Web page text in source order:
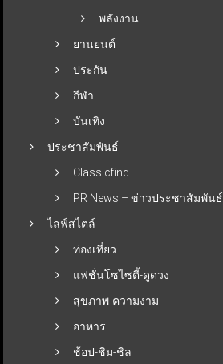
พลังงาน
ยานยนต์
ประกัน
กีฬา
บันเทิง
ประชาสัมพันธ์
Classicfind
PR News – ข่าวประชาสัมพันธ์
ไลฟ์สไตล์
ท่องเที่ยว
แฟชั่นโซไซตี้-ดูดวง
สุขภาพ-ความงาม
อาหาร
ช้อป-ชิม-ชิล